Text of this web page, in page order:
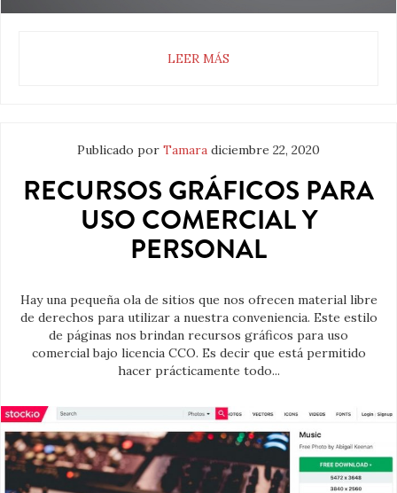
LEER MÁS
Publicado por Tamara diciembre 22, 2020
RECURSOS GRÁFICOS PARA
USO COMERCIAL Y
PERSONAL
Hay una pequeña ola de sitios que nos ofrecen material libre
de derechos para utilizar a nuestra conveniencia. Este estilo
de páginas nos brindan recursos gráficos para uso
comercial bajo licencia CCO. Es decir que está permitido
hacer prácticamente todo...